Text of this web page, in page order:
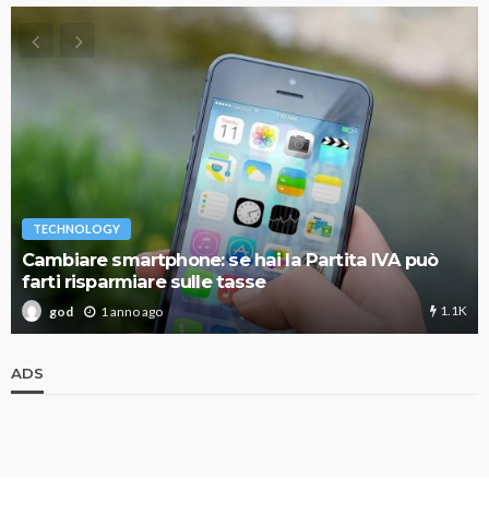
TECHNOLOGY
Cambiare smartphone: se hai la Partita IVA può
farti risparmiare sulle tasse
god 1 anno ago 1.1K
ADS